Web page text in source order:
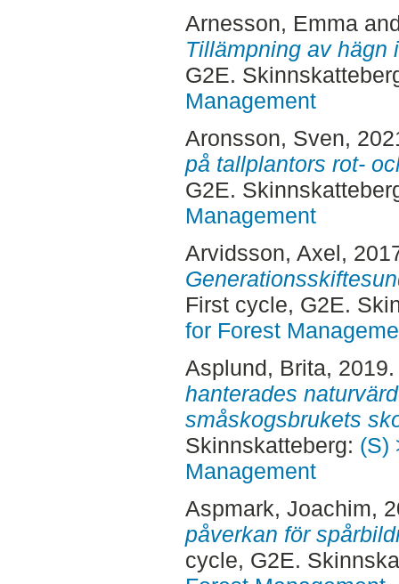
Arnesson, Emma
Tillämpning av hägn
G2E.
Management
Aronsson, Sven,
på tallplantors rot-
G2E.
Management
Arvidsson, Axel,
First cycle, G2E.
for Forest
Asplund, Brita,
hanterades
småskogsbrukets
Skinnskatteberg: (S)
Management
Aspmark, Joachim,
påverkan för
cycle, G2E.